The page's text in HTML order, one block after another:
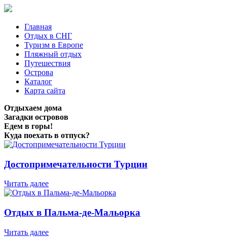
Главная
Отдых в СНГ
Туризм в Европе
Пляжный отдых
Путешествия
Острова
Каталог
Карта сайта
Отдыхаем дома
Загадки островов
Едем в горы!
Куда поехать в отпуск?
Достопримечательности Турции
Читать далее
Отдых в Пальма-де-Мальорка
Читать далее